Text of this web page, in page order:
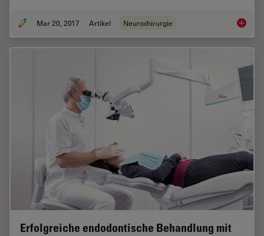
Mar 20, 2017 Artikel Neurochirurgie
Erfolgreiche endodontische Behandlung mit